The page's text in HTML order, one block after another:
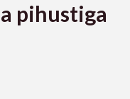
pihustiga